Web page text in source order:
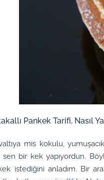
Pankek Tarifi, Nasıl
mis kokulu,
sen bir kek yapıyordun.
istediğini anladım. Bir